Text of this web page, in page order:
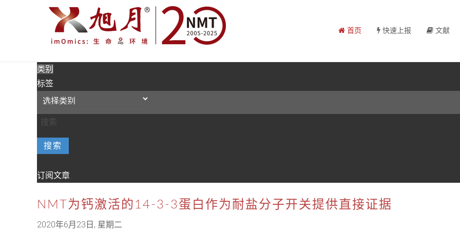
首页 快速上报 文献
类别
标签
搜索
订阅文章
NMT为钙激活的14-3-3蛋白作为耐盐分子开关提供直接证据
2020年6月23日, 星期二